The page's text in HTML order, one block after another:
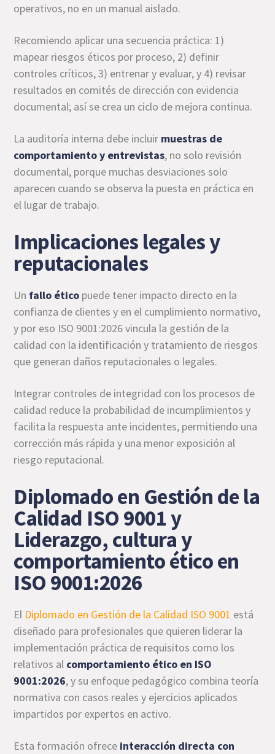
operativos, no en un manual aislado.
Recomiendo aplicar una secuencia práctica: 1)
mapear riesgos éticos por proceso, 2) definir
controles críticos, 3) entrenar y evaluar, y 4) revisar
resultados en comités de dirección con evidencia
documental; así se crea un ciclo de mejora continua.
La auditoría interna debe incluir muestras de
comportamiento y entrevistas, no solo revisión
documental, porque muchas desviaciones solo
aparecen cuando se observa la puesta en práctica en
el lugar de trabajo.
Implicaciones legales y
reputacionales
Un fallo ético puede tener impacto directo en la
confianza de clientes y en el cumplimiento normativo,
y por eso ISO 9001:2026 vincula la gestión de la
calidad con la identificación y tratamiento de riesgos
que generan daños reputacionales o legales.
Integrar controles de integridad con los procesos de
calidad reduce la probabilidad de incumplimientos y
facilita la respuesta ante incidentes, permitiendo una
corrección más rápida y una menor exposición al
riesgo reputacional.
Diplomado en Gestión de la
Calidad ISO 9001 y
Liderazgo, cultura y
comportamiento ético en
ISO 9001:2026
El Diplomado en Gestión de la Calidad ISO 9001 está
diseñado para profesionales que quieren liderar la
implementación práctica de requisitos como los
relativos al comportamiento ético en ISO
9001:2026, y su enfoque pedagógico combina teoría
normativa con casos reales y ejercicios aplicados
impartidos por expertos en activo.
Esta formación ofrece interacción directa con